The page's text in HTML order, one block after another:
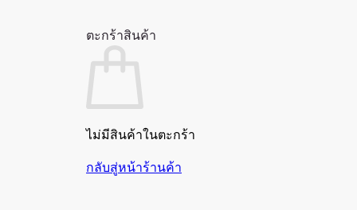
ตะกร้าสินค้า
ไม่มีสินค้าในตะกร้า
กลับสู่หน้าร้านค้า